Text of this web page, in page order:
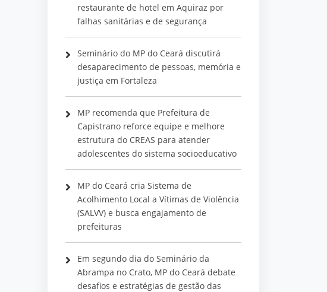
restaurante de hotel em Aquiraz por
falhas sanitárias e de segurança
Seminário do MP do Ceará discutirá
desaparecimento de pessoas, memória e
justiça em Fortaleza
MP recomenda que Prefeitura de
Capistrano reforce equipe e melhore
estrutura do CREAS para atender
adolescentes do sistema socioeducativo
MP do Ceará cria Sistema de
Acolhimento Local a Vítimas de Violência
(SALVV) e busca engajamento de
prefeituras
Em segundo dia do Seminário da
Abrampa no Crato, MP do Ceará debate
desafios e estratégias de gestão das